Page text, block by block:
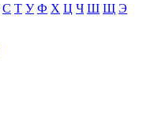
С Т У Ф Х Ц Ч Ш Щ Э